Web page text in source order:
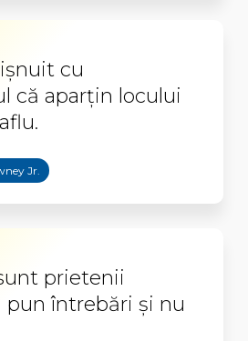
cu
că aparţin locului
Jr.
prietenii
pun întrebări și nu